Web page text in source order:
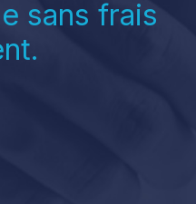
sans frais